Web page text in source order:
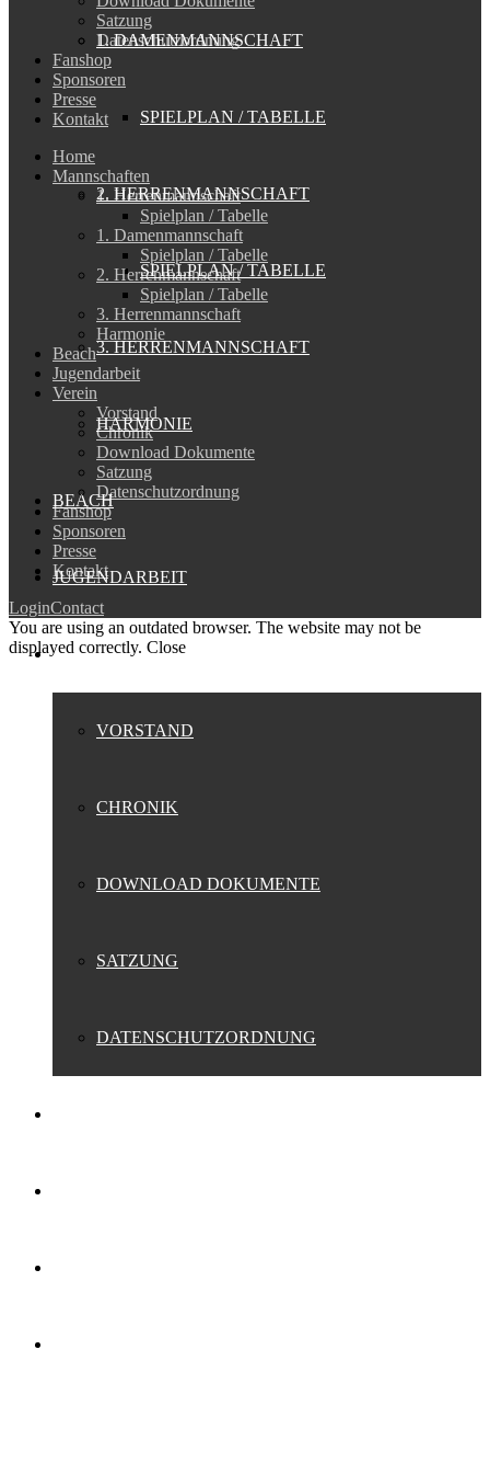
1. DAMENMANNSCHAFT
SPIELPLAN / TABELLE
2. HERRENMANNSCHAFT
SPIELPLAN / TABELLE
3. HERRENMANNSCHAFT
HARMONIE
BEACH
JUGENDARBEIT
VEREIN
VORSTAND
CHRONIK
DOWNLOAD DOKUMENTE
SATZUNG
DATENSCHUTZORDNUNG
Satzung
Datenschutzordnung
Fanshop
Sponsoren
Presse
Kontakt
Home
Mannschaften
1. Herrenmannschaft
Spielplan / Tabelle
1. Damenmannschaft
Spielplan / Tabelle
2. Herrenmannschaft
Spielplan / Tabelle
3. Herrenmannschaft
Harmonie
Beach
Jugendarbeit
Verein
Vorstand
Chronik
Download Dokumente
Satzung
Datenschutzordnung
Fanshop
Sponsoren
Presse
Kontakt
LoginContact
You are using an outdated browser. The website may not be
displayed correctly. Close